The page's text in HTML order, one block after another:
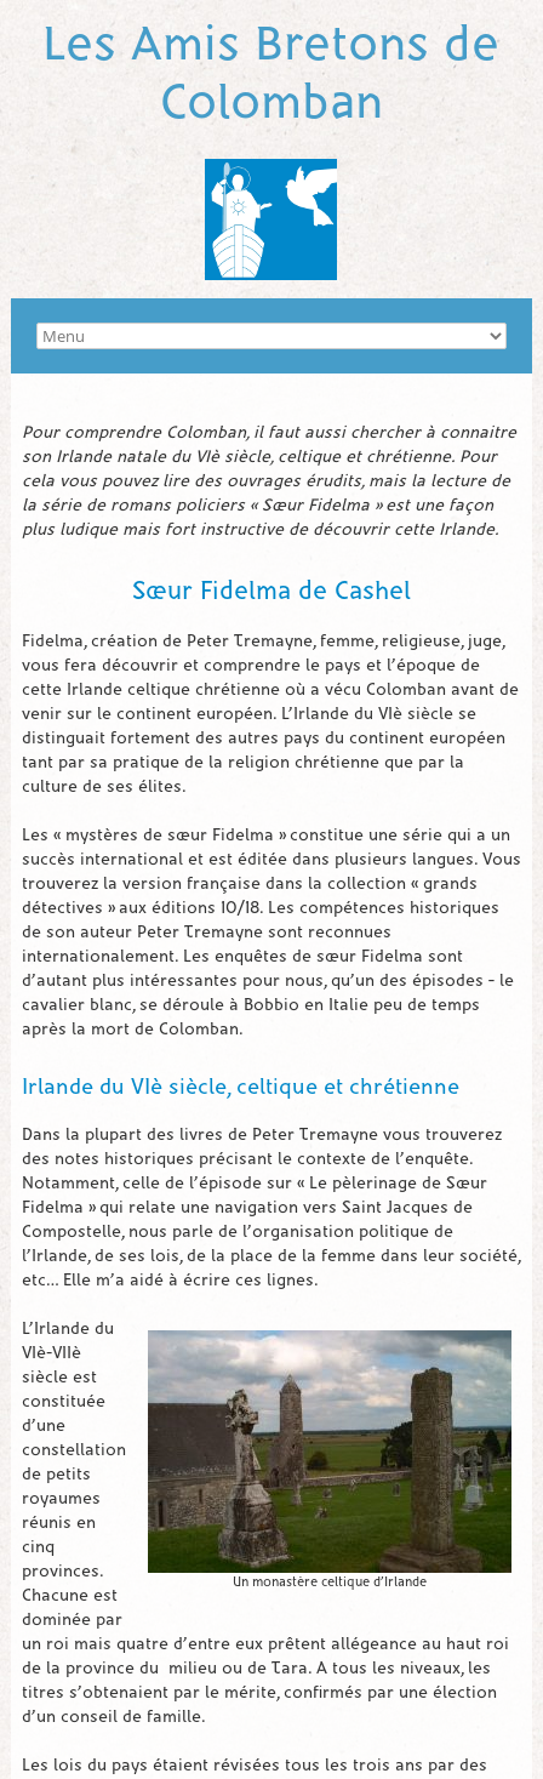
Les Amis Bretons de
Colomban
Pour comprendre Colomban, il faut aussi chercher à connaitre
son Irlande natale du VIè siècle, celtique et chrétienne. Pour
cela vous pouvez lire des ouvrages érudits, mais la lecture de
la série de romans policiers « Sœur Fidelma » est une façon
plus ludique mais fort instructive de découvrir cette Irlande.
Sœur Fidelma de Cashel
Fidelma, création de Peter Tremayne, femme, religieuse, juge,
vous fera découvrir et comprendre le pays et l’époque de
cette Irlande celtique chrétienne où a vécu Colomban avant de
venir sur le continent européen. L’Irlande du VIè siècle se
distinguait fortement des autres pays du continent européen
tant par sa pratique de la religion chrétienne que par la
culture de ses élites.
Les « mystères de sœur Fidelma » constitue une série qui a un
succès international et est éditée dans plusieurs langues. Vous
trouverez la version française dans la collection « grands
détectives » aux éditions 10/18. Les compétences historiques
de son auteur Peter Tremayne sont reconnues
internationalement. Les enquêtes de sœur Fidelma sont
d’autant plus intéressantes pour nous, qu’un des épisodes – le
cavalier blanc, se déroule à Bobbio en Italie peu de temps
après la mort de Colomban.
Irlande du VIè siècle, celtique et chrétienne
Dans la plupart des livres de Peter Tremayne vous trouverez
des notes historiques précisant le contexte de l’enquête.
Notamment, celle de l’épisode sur « Le pèlerinage de Sœur
Fidelma » qui relate une navigation vers Saint Jacques de
Compostelle, nous parle de l’organisation politique de
l’Irlande, de ses lois, de la place de la femme dans leur société,
etc… Elle m’a aidé à écrire ces lignes.
Un monastère celtique d’Irlande
L’Irlande du
VIè-VIIè
siècle est
constituée
d’une
constellation
de petits
royaumes
réunis en
cinq
provinces.
Chacune est
dominée par
un roi mais quatre d’entre eux prêtent allégeance au haut roi
de la province du milieu ou de Tara. A tous les niveaux, les
titres s’obtenaient par le mérite, confirmés par une élection
d’un conseil de famille.
Les lois du pays étaient révisées tous les trois ans par des